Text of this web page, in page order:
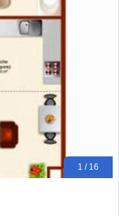
1 / 16